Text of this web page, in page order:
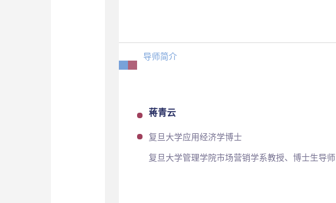
导师简介
蒋青云
复旦大学应用经济学博士
复旦大学管理学院市场营销学系教授、博士生导师